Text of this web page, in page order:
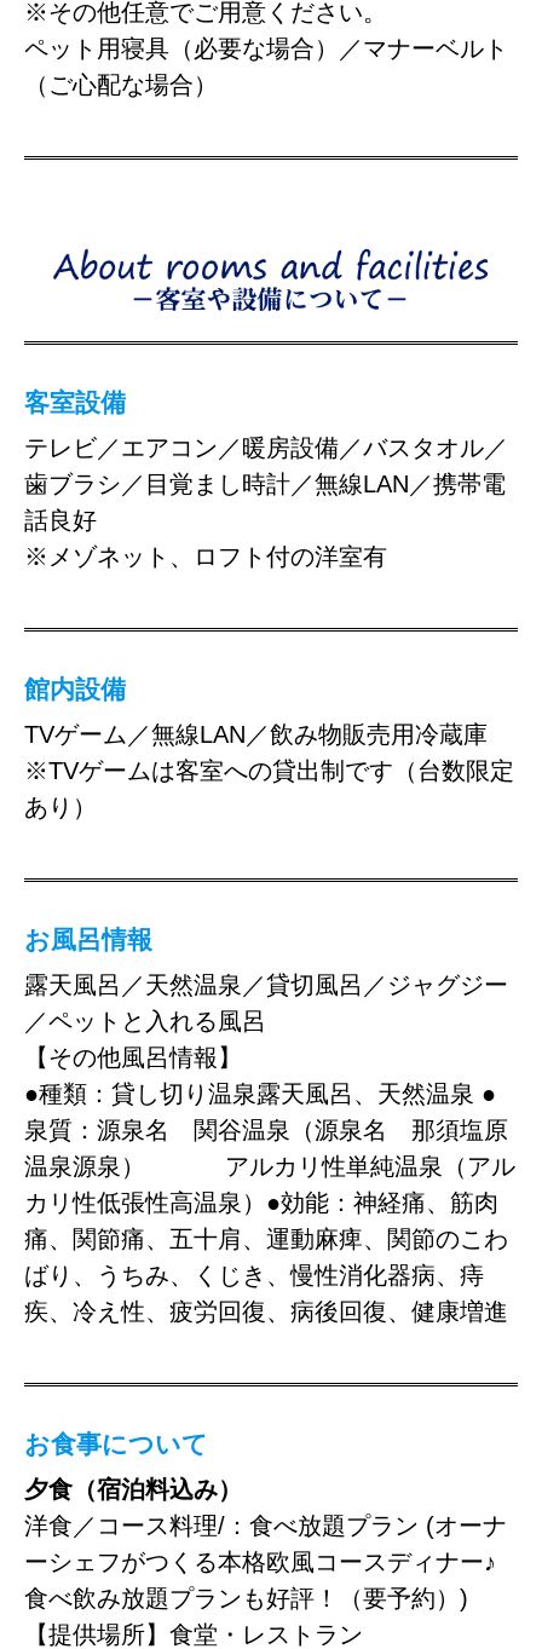
※その他任意でご用意ください。
ペット用寝具（必要な場合）／マナーベルト
（ご心配な場合）
客室設備
テレビ／エアコン／暖房設備／バスタオル／
歯ブラシ／目覚まし時計／無線LAN／携帯電
話良好
※メゾネット、ロフト付の洋室有
館内設備
TVゲーム／無線LAN／飲み物販売用冷蔵庫
※TVゲームは客室への貸出制です（台数限定
あり）
お風呂情報
露天風呂／天然温泉／貸切風呂／ジャグジー
／ペットと入れる風呂
【その他風呂情報】
●種類：貸し切り温泉露天風呂、天然温泉 ●
泉質：源泉名 関谷温泉（源泉名 那須塩原
温泉源泉） アルカリ性単純温泉（アル
カリ性低張性高温泉）●効能：神経痛、筋肉
痛、関節痛、五十肩、運動麻痺、関節のこわ
ばり、うちみ、くじき、慢性消化器病、痔
疾、冷え性、疲労回復、病後回復、健康増進
お食事について
夕食（宿泊料込み）
洋食／コース料理/：食べ放題プラン (オーナ
ーシェフがつくる本格欧風コースディナー♪
食べ飲み放題プランも好評！（要予約）)
【提供場所】食堂・レストラン